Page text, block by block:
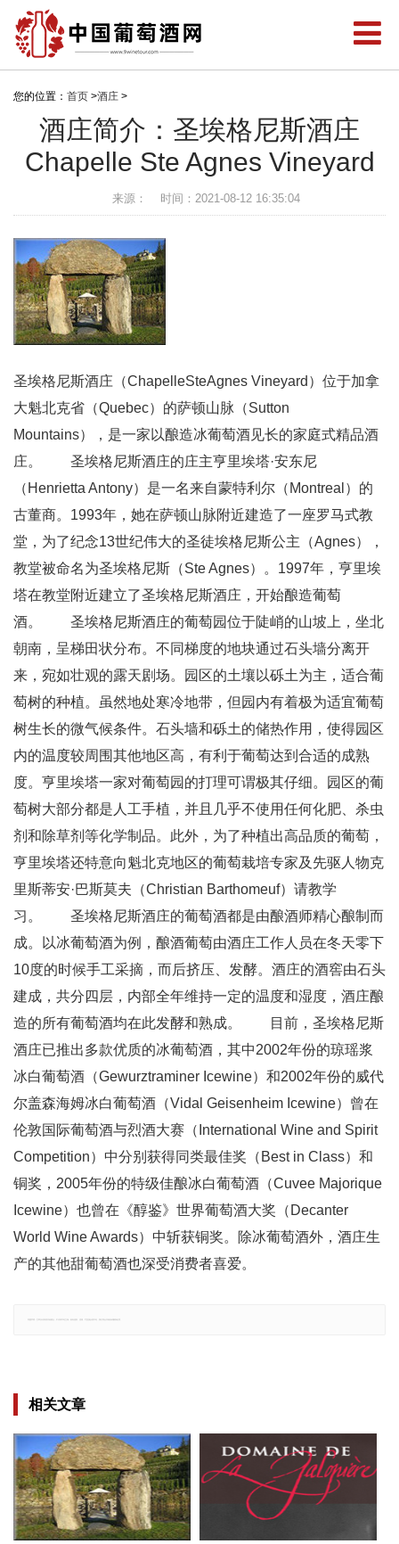
您的位置： 首页 >酒庄 >
酒庄简介：圣埃格尼斯酒庄
Chapelle Ste Agnes Vineyard
来源： 时间：2021-08-12 16:35:04
圣埃格尼斯酒庄（ChapelleSteAgnes Vineyard）位于加拿
大魁北克省（Quebec）的萨顿山脉（Sutton
Mountains），是一家以酿造冰葡萄酒见长的家庭式精品酒
庄。 圣埃格尼斯酒庄的庄主亨里埃塔·安东尼
（Henrietta Antony）是一名来自蒙特利尔（Montreal）的
古董商。1993年，她在萨顿山脉附近建造了一座罗马式教
堂，为了纪念13世纪伟大的圣徒埃格尼斯公主（Agnes），
教堂被命名为圣埃格尼斯（Ste Agnes）。1997年，亨里埃
塔在教堂附近建立了圣埃格尼斯酒庄，开始酿造葡萄
酒。 圣埃格尼斯酒庄的葡萄园位于陡峭的山坡上，坐北
朝南，呈梯田状分布。不同梯度的地块通过石头墙分离开
来，宛如壮观的露天剧场。园区的土壤以砾土为主，适合葡
萄树的种植。虽然地处寒冷地带，但园内有着极为适宜葡萄
树生长的微气候条件。石头墙和砾土的储热作用，使得园区
内的温度较周围其他地区高，有利于葡萄达到合适的成熟
度。亨里埃塔一家对葡萄园的打理可谓极其仔细。园区的葡
萄树大部分都是人工手植，并且几乎不使用任何化肥、杀虫
剂和除草剂等化学制品。此外，为了种植出高品质的葡萄，
亨里埃塔还特意向魁北克地区的葡萄栽培专家及先驱人物克
里斯蒂安·巴斯莫夫（Christian Barthomeuf）请教学
习。 圣埃格尼斯酒庄的葡萄酒都是由酿酒师精心酿制而
成。以冰葡萄酒为例，酿酒葡萄由酒庄工作人员在冬天零下
10度的时候手工采摘，而后挤压、发酵。酒庄的酒窖由石头
建成，共分四层，内部全年维持一定的温度和湿度，酒庄酿
造的所有葡萄酒均在此发酵和熟成。 目前，圣埃格尼斯
酒庄已推出多款优质的冰葡萄酒，其中2002年份的琼瑶浆
冰白葡萄酒（Gewurztraminer Icewine）和2002年份的威代
尔盖森海姆冰白葡萄酒（Vidal Geisenheim Icewine）曾在
伦敦国际葡萄酒与烈酒大赛（International Wine and Spirit
Competition）中分别获得同类最佳奖（Best in Class）和
铜奖，2005年份的特级佳酿冰白葡萄酒（Cuvee Majorique
Icewine）也曾在《醇鉴》世界葡萄酒大奖（Decanter
World Wine Awards）中斩获铜奖。除冰葡萄酒外，酒庄生
产的其他甜葡萄酒也深受消费者喜爱。
相关文章